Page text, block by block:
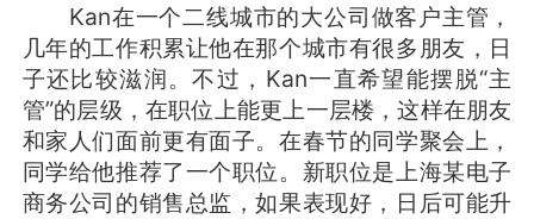
Kan在一个二线城市的大公司做客户主管，
几年的工作积累让他在那个城市有很多朋友，日
子还比较滋润。不过，Kan一直希望能摆脱“主
管”的层级，在职位上能更上一层楼，这样在朋友
和家人们面前更有面子。在春节的同学聚会上，
同学给他推荐了一个职位。新职位是上海某电子
商务公司的销售总监，如果表现好，日后可能升